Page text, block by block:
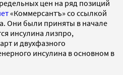
цен на ряд позиций
«Коммерсантъ» со ссылкой
Они были приняты в начале
инсулина лизпро,
и двухфазного
инсулина в основном в